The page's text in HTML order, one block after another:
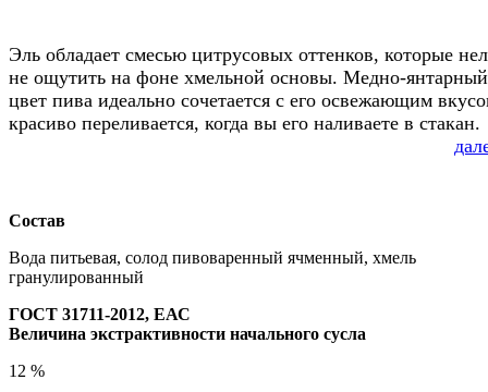
Состав
Вода питьевая, солод пивоваренный ячменный, хмель
гранулированный
ГОСТ 31711-2012, ЕАС
Величина экстрактивности начального сусла
12 %